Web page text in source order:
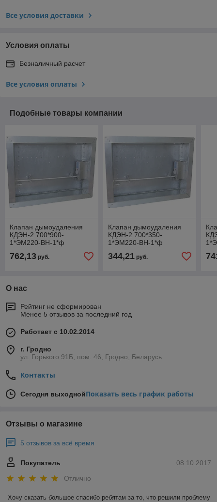
Все условия доставки
Условия оплаты
Безналичный расчет
Все условия оплаты
Подобные товары компании
Клапан дымоудаления
КДЭН-2 700*900-
1*ЭМ220-ВН-1*ф
762,13 руб.
Клапан дымоудаления
КДЭН-2 700*350-
1*ЭМ220-ВН-1*ф
344,21руб.
О нас
Рейтинг не сформирован
Менее 5 отзывов за последний год
Работает с 10.02.2014
г. Гродно
ул. Горького 91Б, пом. 46, Гродно, Беларусь
Контакты
Сегодня выходнойПоказать весь график работы
Отзывы о магазине
5 отзывов за всё время
08.10.2017
Покупатель
Отлично
Хочу сказать большое спасибо ребятам за то, что решили проблему